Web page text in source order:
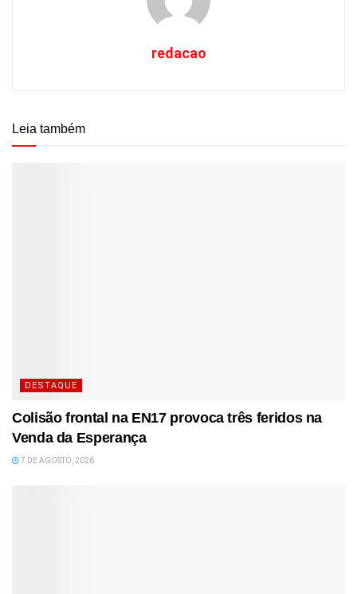
redacao
Leia também
DESTAQUE
Colisão frontal na EN17 provoca três feridos na
Venda da Esperança
7 DE AGOSTO, 2026